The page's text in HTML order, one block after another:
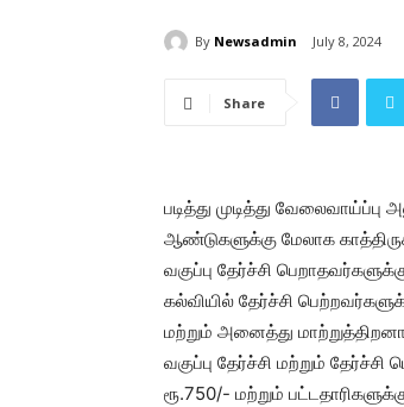
By Newsadmin July 8, 2024
Share
படித்து முடித்து
ஆண்டுகளுக்கு மேலாக
வகுப்பு தேர்ச்சி
கல்வியில் தேர்ச்சி
மற்றும் அனைத்து
வகுப்பு தேர்ச்சி மற்றும்
ரூ.750/- மற்றும்